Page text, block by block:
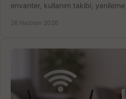
envanter, kullanım takibi,
26 Haziran 2026